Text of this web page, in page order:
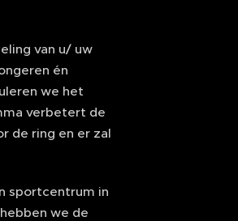
van u/ uw
én
we het
verbetert de
de ring en er zal
sportcentrum in
we de